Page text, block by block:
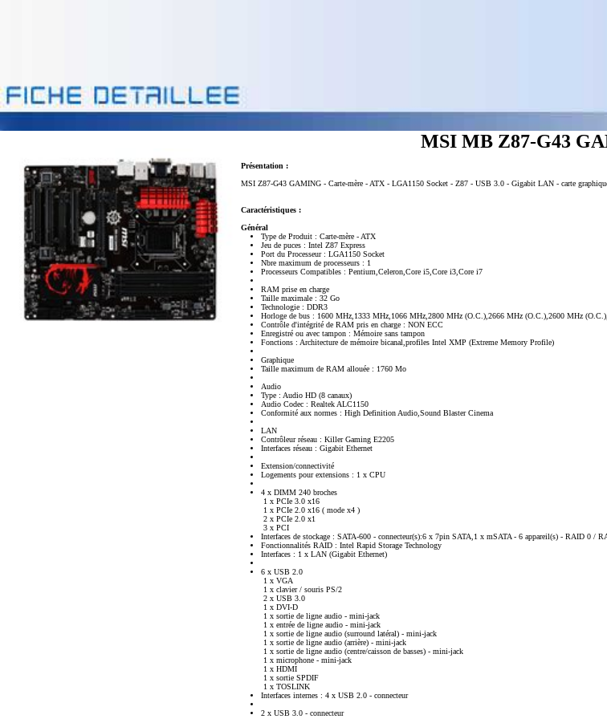
MSI MB Z87-G43
Présentation :
MSI Z87-G43 GAMING - Carte-mère - ATX - LGA1150 Socket - Z87 - USB 3.0 - Gigabit LAN - carte
Caractéristiques :
Général
Type de Produit : Carte-mère - ATX
Jeu de puces : Intel Z87 Express
Port du Processeur : LGA1150 Socket
Nbre maximum de processeurs : 1
Processeurs Compatibles : Pentium,Celeron,Core i5,Core i3,Core i7
RAM prise en charge
Taille maximale : 32 Go
Technologie : DDR3
Horloge de bus : 1600 MHz,1333 MHz,1066 MHz,2800 MHz (O.C.),2666 MHz (O.C.),2600 MHz
Contrôle d'intégrité de RAM pris en charge : NON ECC
Enregistré ou avec tampon : Mémoire sans tampon
Fonctions : Architecture de mémoire bicanal,profiles Intel XMP (Extreme Memory Profile)
Graphique
Taille maximum de RAM allouée : 1760 Mo
Audio
Type : Audio HD (8 canaux)
Audio Codec : Realtek ALC1150
Conformité aux normes : High Definition Audio,Sound Blaster Cinema
LAN
Contrôleur réseau : Killer Gaming E2205
Interfaces réseau : Gigabit Ethernet
Extension/connectivité
Logements pour extensions : 1 x CPU
4 x DIMM 240 broches
1 x PCIe 3.0 x16
1 x PCIe 2.0 x16 ( mode x4 )
2 x PCIe 2.0 x1
3 x PCI
Interfaces de stockage : SATA-600 - connecteur(s):6 x 7pin SATA,1 x mSATA - 6 appareil(s) - RAID 0 /
Fonctionnalités RAID : Intel Rapid Storage Technology
Interfaces : 1 x LAN (Gigabit Ethernet)
6 x USB 2.0
1 x VGA
1 x clavier / souris PS/2
2 x USB 3.0
1 x DVI-D
1 x sortie de ligne audio - mini-jack
1 x entrée de ligne audio - mini-jack
1 x sortie de ligne audio (surround latéral) - mini-jack
1 x sortie de ligne audio (arrière) - mini-jack
1 x sortie de ligne audio (centre/caisson de basses) - mini-jack
1 x microphone - mini-jack
1 x HDMI
1 x sortie SPDIF
1 x TOSLINK
Interfaces internes : 4 x USB 2.0 - connecteur
2 x USB 3.0 - connecteur